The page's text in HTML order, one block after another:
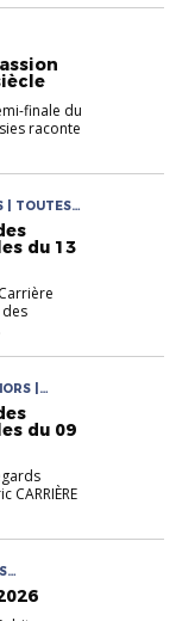
finale du
raconte
| TOUTES
du 13
|
du 09